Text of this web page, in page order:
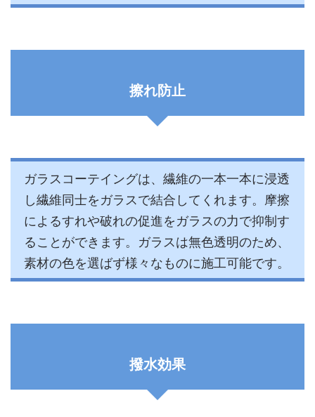
擦れ防止
ガラスコーテイングは、繊維の一本一本に浸透
し繊維同士をガラスで結合してくれます。摩擦
によるすれや破れの促進をガラスの力で抑制す
ることができます。ガラスは無色透明のため、
素材の色を選ばず様々なものに施工可能です。
撥水効果